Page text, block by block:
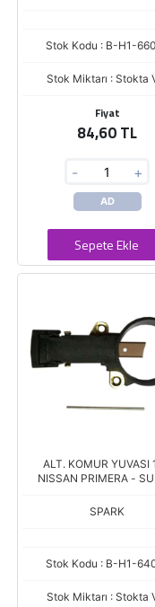
Stok Kodu : B-H1-
Stok Miktarı : Stokta
Fiyat
84,60 TL
- +
AD
Sepete Ekle
ALT. KOMUR YUVASI
NISSAN PRIMERA -
SPARK
Stok Kodu : B-H1-
Stok Miktarı : Stokta